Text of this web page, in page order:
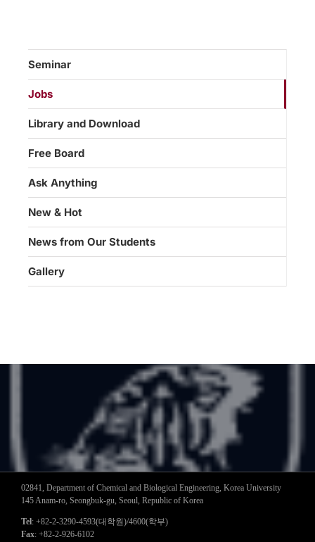
Seminar
Jobs
Library and Download
Free Board
Ask Anything
New & Hot
News from Our Students
Gallery
02841, Department of Chemical and Biological Engineering, Korea University
145 Anam-ro, Seongbuk-gu, Seoul, Republic of Korea
Tel: +82-2-3290-4593(대학원)/4600(학부)
Fax: +82-2-926-6102